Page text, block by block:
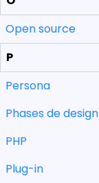
Open source
P
Persona
Phases de design
PHP
Plug-in